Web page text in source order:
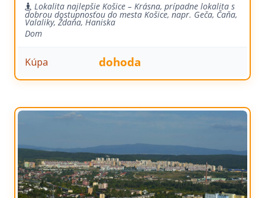
Lokalita najlepšie Košice – Krásna, prípadne lokalita s
dobrou dostupnosťou do mesta Košice, napr. Geča, Čaňa,
Valaliky, Ždaňa, Haniska
Dom
Kúpa dohoda